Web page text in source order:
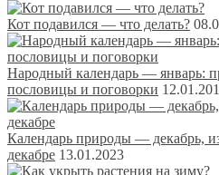
Кот подавился — что делать?
Народный календарь — январь:
пословицы и поговорки
Календарь природы — декабрь,
декабре 13.01.2023